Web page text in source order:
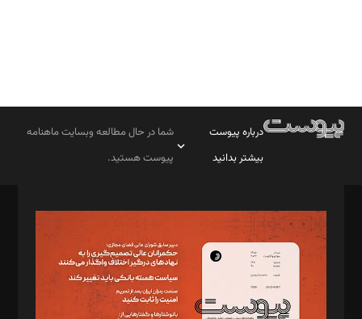
درباره پیوست
بیشتر بدانید
شما در حال مطالعه وبسایت ماهنامه
پیوست هستید.
مدیر مسئول: محمدباقر اثنی‌عشری
سردبیر: مهرک محمودی
دبیر تحریریه: میثم قاسمی
د‌بیر ناداستان: سمانه سمیع
د‌بیر خدمت و تجارت: ابوالفضل رجبی